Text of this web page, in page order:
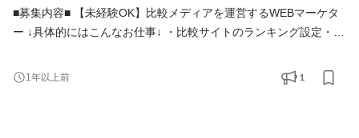
■募集内容■ 【未経験OK】比較メディアを運営するWEBマーケタ
ー ↓具体的にはこんなお仕事↓ ・比較サイトのランキング設定・商
グ広告運用 ・クリエイティブのディレクション
など... 商材選定からコピーライテ
1年以上前 1